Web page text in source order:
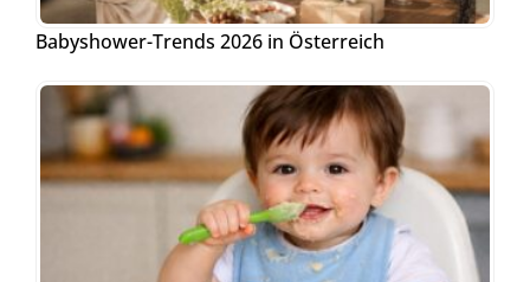
Babyshower-Trends 2026 in Österreich